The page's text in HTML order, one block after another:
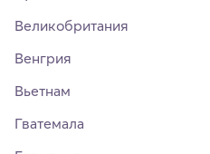
Великобритания
Венгрия
Вьетнам
Гватемала